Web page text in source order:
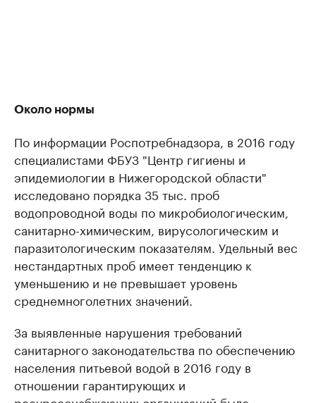
Около нормы
По информации Роспотребнадзора, в 2016 году
специалистами ФБУЗ "Центр гигиены и
эпидемиологии в Нижегородской области"
исследовано порядка 35 тыс. проб
водопроводной воды по микробиологическим,
санитарно-химическим, вирусологическим и
паразитологическим показателям. Удельный вес
нестандартных проб имеет тенденцию к
уменьшению и не превышает уровень
среднемноголетних значений.
За выявленные нарушения требований
санитарного законодательства по обеспечению
населения питьевой водой в 2016 году в
отношении гарантирующих и